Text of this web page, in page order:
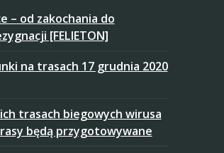
– od zakochania do
[FELIETON]
na trasach 17 grudnia 2020
trasach biegowych wirusa
będą przygotowywane